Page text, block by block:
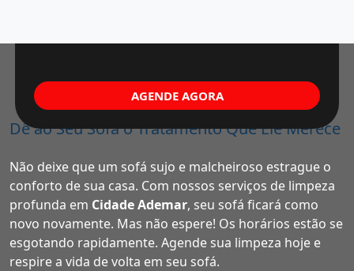
Dê ao Seu Sofá o Tratamento Que Ele Merece
Não deixe que um sofá sujo e malcheiroso estrague o
conforto de sua casa. Com nossos serviços de limpeza
profunda em Cidade Ademar, seu sofá ficará como
novo novamente. Mas não espere! Os horários estão se
esgotando rapidamente. Agende sua limpeza hoje e
respire a vida de volta em seu sofá.
AGENDE AGORA